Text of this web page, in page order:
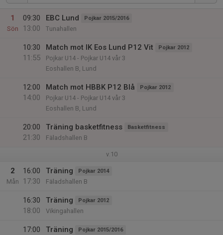
1
Sön
09:30
13:00
EBC Lund Pojkar 2015/2016
Tunahallen
10:30
11:55
Match mot IK Eos Lund P12 Vit Pojkar 2012
Pojkar U14 - Pojkar U14 vår 3
Eoshallen B, Lund
12:00
14:00
Match mot HBBK P12 Blå Pojkar 2012
Pojkar U14 - Pojkar U14 vår 3
Eoshallen B, Lund
20:00
21:30
Träning basketfitness Basketfitness
Fäladshallen B
v.10
2
Mån
16:00
17:30
Träning Pojkar 2014
Fäladshallen B
16:30
18:00
Träning Pojkar 2012
Vikingahallen
17:00
Träning Pojkar 2015/2016